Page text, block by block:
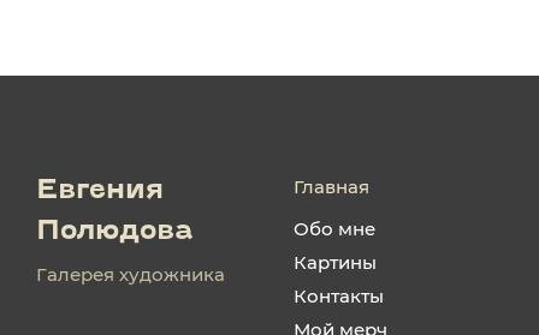
Евгения
Полюдова
Галерея художника
Главная
Обо мне
Картины
Контакты
Мой мерч